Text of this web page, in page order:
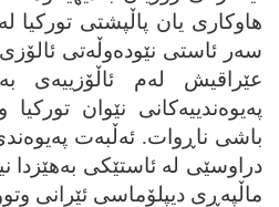
هاوکاری یان پاڵپشتی تورکیا
سه‌ر ئاستی نێوده‌وڵه‌تی
عێراقیش له‌م ئاڵۆزییه‌ی
په‌یوه‌ندییه‌کانی نێوان
باشی ناڕوات. ئه‌ڵبه‌ت
دراوسێی له‌ ئاستێکی به‌هێزدا
ماڵپه‌ڕی دیپلۆماسی ئێرانی